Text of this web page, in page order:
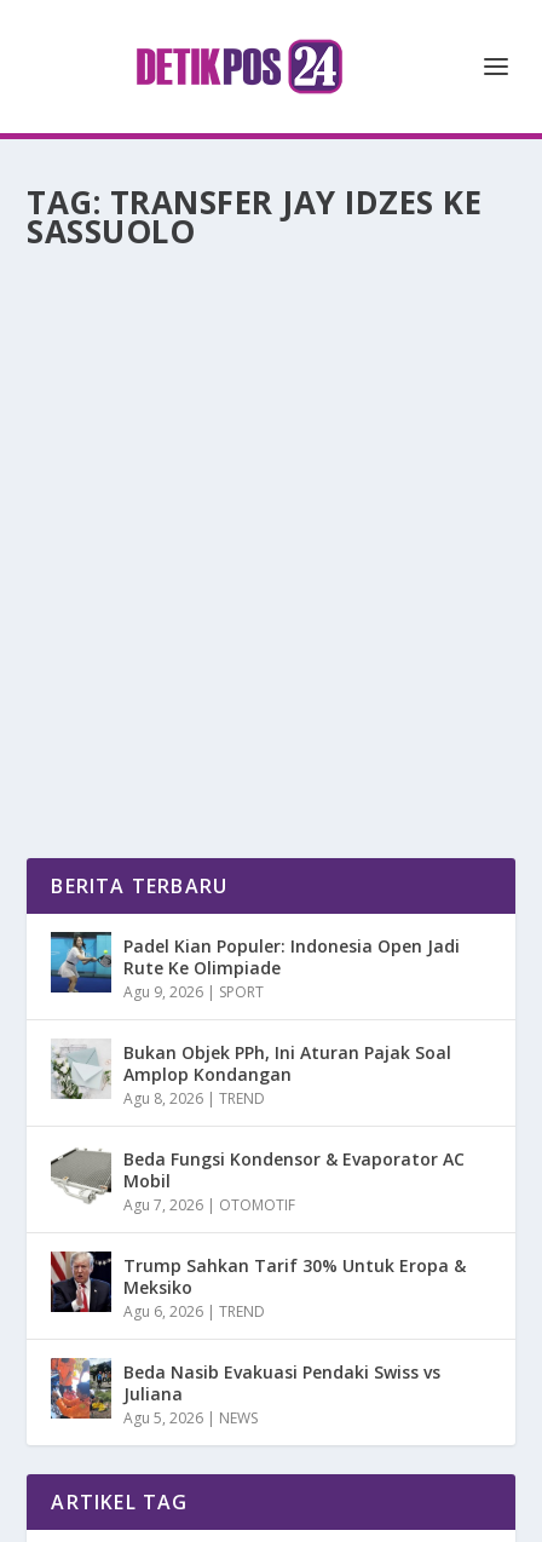
TAG: TRANSFER JAY IDZES KE
SASSUOLO
BERITA TERBARU
Padel Kian Populer: Indonesia Open Jadi
Rute Ke Olimpiade
Agu 9, 2026 | SPORT
Bukan Objek PPh, Ini Aturan Pajak Soal
Amplop Kondangan
Agu 8, 2026 |TREND
Beda Fungsi Kondensor & Evaporator AC
Mobil
Agu 7, 2026 | OTOMOTIF
Trump Sahkan Tarif 30% Untuk Eropa &
Meksiko
Agu 6, 2026 |TREND
Beda Nasib Evakuasi Pendaki Swiss vs
Juliana
Agu 5, 2026 | NEWS
ARTIKEL TAG